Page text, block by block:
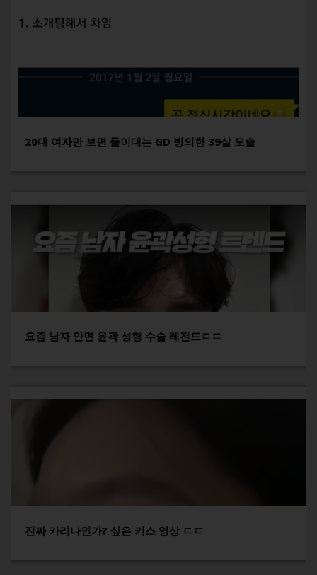
20대 여자만 보면 들이대는 GD 빙의한 39살 모솔
요즘 남자 안면 윤곽 성형 수술 레전드ㄷㄷ
진짜 카리나인가? 싶은 키스 영상 ㄷㄷ